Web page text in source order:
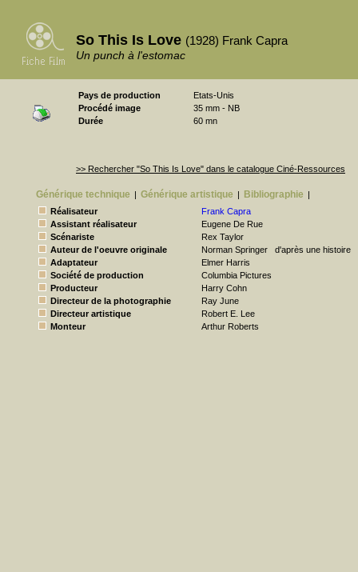
So This Is Love (1928) Frank Capra
Un punch à l'estomac
Pays de production
Etats-Unis
Procédé image
35 mm - NB
Durée
60 mn
>> Rechercher "So This Is Love" dans le catalogue Ciné-Ressources
Générique technique | Générique artistique | Bibliographie |
Réalisateur
Frank Capra
Assistant réalisateur
Eugene De Rue
Scénariste
Rex Taylor
Auteur de l'oeuvre originale
Norman Springer
d'après une histoire
Adaptateur
Elmer Harris
Société de production
Columbia Pictures
Producteur
Harry Cohn
Directeur de la photographie
Ray June
Directeur artistique
Robert E. Lee
Monteur
Arthur Roberts